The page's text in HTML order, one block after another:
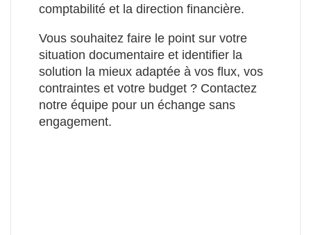
comptabilité et la direction financière.
Vous souhaitez faire le point sur votre
situation documentaire et identifier la
solution la mieux adaptée à vos flux, vos
contraintes et votre budget ? Contactez
notre équipe pour un échange sans
engagement.